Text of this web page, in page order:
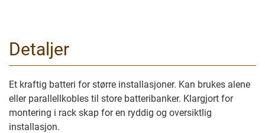
Detaljer
Et kraftig batteri for større installasjoner. Kan brukes alene
eller parallellkobles til store batteribanker. Klargjort for
montering i rack skap for en ryddig og oversiktlig
installasjon.